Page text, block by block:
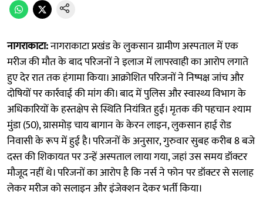
नागराकाटा:नागराकाटा प्रखंड के लुकसान ग्रामीण अस्पताल में एक
मरीज की मौत के बाद परिजनों ने इलाज में लापरवाही का आरोप लगाते
हुए देर रात तक हंगामा किया। आक्रोशित परिजनों ने निष्पक्ष जांच और
दोषियों पर कार्रवाई की मांग की। बाद में पुलिस और स्वास्थ्य विभाग के
अधिकारियों के हस्तक्षेप से स्थिति नियंत्रित हुई। मृतक की पहचान श्याम
मुंडा (50), ग्रासमोड़ चाय बागान के केरन लाइन, लुकसान हाई रोड
निवासी के रूप में हुई है। परिजनों के अनुसार, गुरुवार सुबह करीब 8 बजे
दस्त की शिकायत पर उन्हें अस्पताल लाया गया, जहां उस समय डॉक्टर
मौजूद नहीं थे। परिजनों का आरोप है कि नर्स ने फोन पर डॉक्टर से सलाह
लेकर मरीज को सलाइन और इंजेक्शन देकर भर्ती किया।